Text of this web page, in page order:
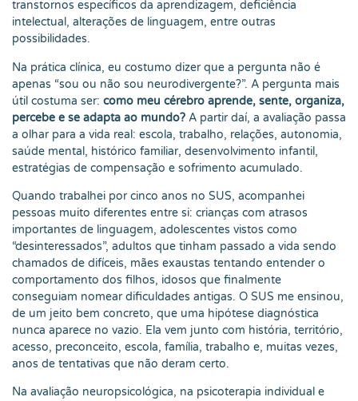
transtornos específicos da aprendizagem, deficiência
intelectual, alterações de linguagem, entre outras
possibilidades.
Na prática clínica, eu costumo dizer que a pergunta não é
apenas “sou ou não sou neurodivergente?”. A pergunta mais
útil costuma ser: como meu cérebro aprende, sente, organiza,
percebe e se adapta ao mundo? A partir daí, a avaliação passa
a olhar para a vida real: escola, trabalho, relações, autonomia,
saúde mental, histórico familiar, desenvolvimento infantil,
estratégias de compensação e sofrimento acumulado.
Quando trabalhei por cinco anos no SUS, acompanhei
pessoas muito diferentes entre si: crianças com atrasos
importantes de linguagem, adolescentes vistos como
“desinteressados”, adultos que tinham passado a vida sendo
chamados de difíceis, mães exaustas tentando entender o
comportamento dos filhos, idosos que finalmente
conseguiam nomear dificuldades antigas. O SUS me ensinou,
de um jeito bem concreto, que uma hipótese diagnóstica
nunca aparece no vazio. Ela vem junto com história, território,
acesso, preconceito, escola, família, trabalho e, muitas vezes,
anos de tentativas que não deram certo.
Na avaliação neuropsicológica, na psicoterapia individual e